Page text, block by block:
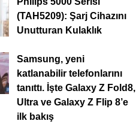
(TAH5209): Şarj Cihazını
Unutturan Kulaklık
Samsung, yeni
katlanabilir telefonlarını
tanıttı. İşte Galaxy Z Fold8,
Ultra ve Galaxy Z Flip 8’e
ilk bakış